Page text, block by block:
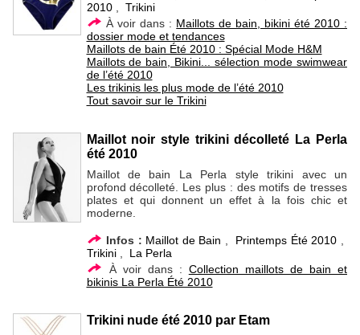
2010, Trikini
À voir dans : Maillots de bain, bikini été 2010 :
dossier mode et tendances
Maillots de bain Été 2010 : Spécial Mode H&M
Maillots de bain, Bikini... sélection mode swimwear
de l’été 2010
Les trikinis les plus mode de l’été 2010
Tout savoir sur le Trikini
Maillot noir style trikini décolleté La Perla
été 2010
Maillot de bain La Perla style trikini avec un
profond décolleté. Les plus : des motifs de tresses
plates et qui donnent un effet à la fois chic et
moderne.
Infos : Maillot de Bain Printemps Été 2010
Trikini, La Perla
À voir dans : Collection maillots de bain et
bikinis La Perla Été 2010
Trikini nude été 2010 par Etam